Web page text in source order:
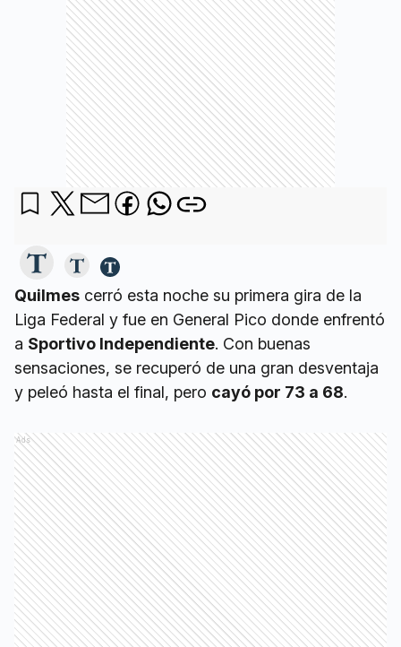
Quilmes cerró esta noche su primera gira de la
Liga Federal y fue en General Pico donde enfrentó
a Sportivo Independiente. Con buenas
sensaciones, se recuperó de una gran desventaja
y peleó hasta el final, pero cayó por 73 a 68.
Ads